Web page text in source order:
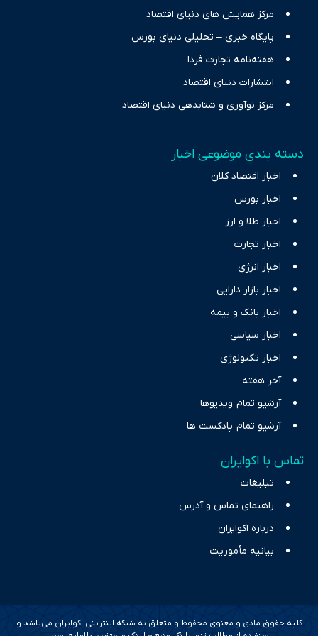
مرکز همایش های دنیای اقتصاد
پایگاه خبری – تحلیلی دنیای بورس
هفته‌نامه تجارت فردا
انتشارات دنیای اقتصاد
مرکز نوآوری و شتابدهی دنیای اقتصاد
دسته بندی موضوعی اخبار
اخبار اقتصاد کلان
اخبار بورس
اخبار طلا و ارز
اخبار تجارت
اخبار انرژی
اخبار بازار دارایی
اخبار بانک و بیمه
اخبار سیاسی
اخبار تکنولوژی
آخر هفته
آرشیو تمام ویدیوها
آرشیو تمام پادکست ها
تماس با اکوایران
تبلیغات
راهنمای تماس و آدرس
درباره اکوایران
بیانیه مأموریت
کلیه حقوق مادی و معنوی محفوظ و متعلق به شبکه اینترنتی اکوایران می‌باشد و